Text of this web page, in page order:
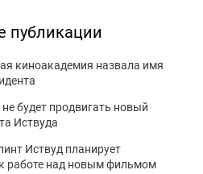
публикации
киноакадемия назвала имя
будет продвигать новый
Иствуда
Иствуд планирует
работе над новым фильмом